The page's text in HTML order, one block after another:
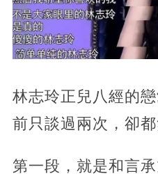
林志玲正兒八經的
前只談過兩次，卻都
第一段，就是和言